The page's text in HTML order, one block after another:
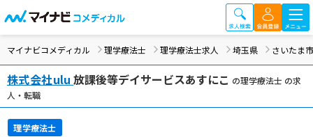
マイナビコメディカル 理学療法士 理学療法士求人 埼玉県 さいたま市
株式会社ulu 放課後等デイサービスあすにこ の理学療法士 の求
人・転職
理学療法士